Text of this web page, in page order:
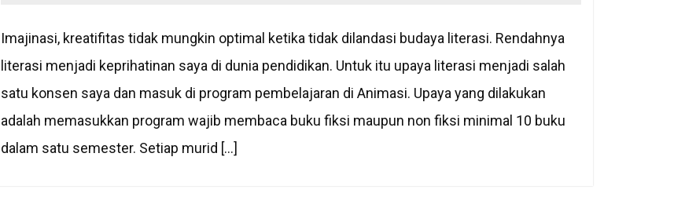
Imajinasi, kreatifitas tidak mungkin optimal ketika tidak dilandasi budaya literasi. Rendahnya
literasi menjadi keprihatinan saya di dunia pendidikan. Untuk itu upaya literasi menjadi salah
satu konsen saya dan masuk di program pembelajaran di Animasi. Upaya yang dilakukan
adalah memasukkan program wajib membaca buku fiksi maupun non fiksi minimal 10 buku
dalam satu semester. Setiap murid […]